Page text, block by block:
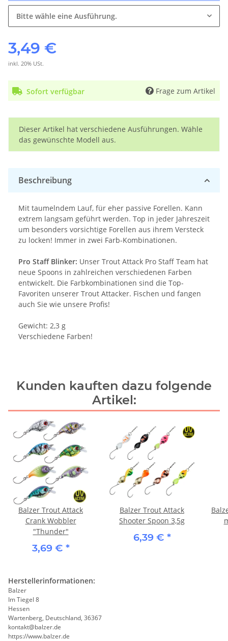
Bitte wähle eine Ausführung.
3,49 €
inkl. 20% USt.
Sofort verfügbar Frage zum Artikel
x
Dieser Artikel hat verschiedene Ausführungen. Wähle
das gewünschte Modell aus.
Beschreibung
Mit taumelndem Lauf, für eher passive Forellen. Kann
extrem langsam geführt werden. Top in jeder Jahreszeit
um besonders vorsichtige Forellen aus ihrem Versteck
zu locken! Immer in zwei Farb-Kombinationen.
Pro Staff Blinker: Unser Trout Attack Pro Staff Team hat
neue Spoons in zahlreichen verschiedenen Farben
entwickelt. Die Farbkombinationen sind die Top-
Favoriten unserer Trout Attacker. Fischen und fangen
auch Sie wie unsere Profis!
Gewicht: 2,3 g
Verschiedene Farben!
Kunden kauften dazu folgende
Artikel:
Balzer Trout Attack
Crank Wobbler
"Thunder"
3,69 € *
Balzer Trout Attack
Shooter Spoon 3,5g
6,39 € *
Herstellerinformationen:
Balzer
Im Tiegel 8
Hessen
Wartenberg, Deutschland, 36367
kontakt@balzer.de
https://www.balzer.de